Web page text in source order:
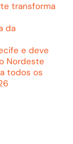
transforma
da
e deve
Nordeste
todos os